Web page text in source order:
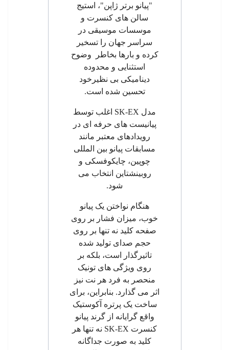
"پیانو برتر ژاپن"، استیج
سالن های کنسرت و
موسسات موسیقی در
سراسر جهان را تسخیر
کرده و بارها بخاطر وضوح
استثنایی و محدوده
دینامیکی بی نظیرخود
تحسین شده است.
مدل SK-EX اغلب توسط
پیانیست های حرفه ای در
رویدادهای معتبر مانند
مسابقات پیانو بین المللی
چوپین، چایکوفسکی و
روبینشتاین انتخاب می
شود.
هنگام نواختن یک پیانو
خوب، میزان فشار بر روی
صفحه کلید نه تنها بر روی
حجم صدای تولید شده
تاثیرگذار است، بلکه بر
روی ویژگی های تونیک
منحصر به فرد هر نت نیز
اثر می گذارد. بنابراین، برای
ساخت یک پرتره آکوستیک
واقع گرایانه از گرند پیانو
کنسرت SK-EX نه تنها هر
کلید به صورت جداگانه